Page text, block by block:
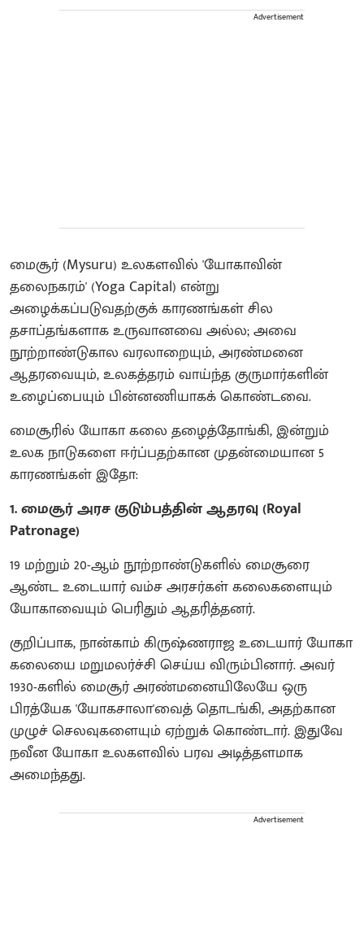
Advertisement
மைசூர் (Mysuru) உலகளவில் 'யோகாவின்
தலைநகரம்' (Yoga Capital) என்று
அழைக்கப்படுவதற்குக் காரணங்கள் சில
தசாப்தங்களாக உருவானவை அல்ல; அவை
நூற்றாண்டுகால வரலாறையும், அரண்மனை
ஆதரவையும், உலகத்தரம் வாய்ந்த குருமார்களின்
உழைப்பையும் பின்னணியாகக் கொண்டவை.
​மைசூரில் யோகா கலை தழைத்தோங்கி, இன்றும்
உலக நாடுகளை ஈர்ப்பதற்கான முதன்மையான 5
காரணங்கள் இதோ:
​1. மைசூர் அரச குடும்பத்தின் ஆதரவு (Royal
Patronage)
​19 மற்றும் 20-ஆம் நூற்றாண்டுகளில் மைசூரை
ஆண்ட உடையார் வம்ச அரசர்கள் கலைகளையும்
யோகாவையும் பெரிதும் ஆதரித்தனர்.
​குறிப்பாக, நான்காம் கிருஷ்ணராஜ உடையார் யோகா
கலையை மறுமலர்ச்சி செய்ய விரும்பினார். அவர்
1930-களில் மைசூர் அரண்மனையிலேயே ஒரு
பிரத்யேக 'யோகசாலா'வைத் தொடங்கி, அதற்கான
முழுச் செலவுகளையும் ஏற்றுக் கொண்டார். இதுவே
நவீன யோகா உலகளவில் பரவ அடித்தளமாக
அமைந்தது.
Advertisement